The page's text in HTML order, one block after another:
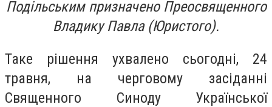
Подільським призначено Преосвященного
Владику Павла (Юристого).
Таке рішення ухвалено сьогодні, 24
травня, на черговому засіданні
Священного Синоду Української